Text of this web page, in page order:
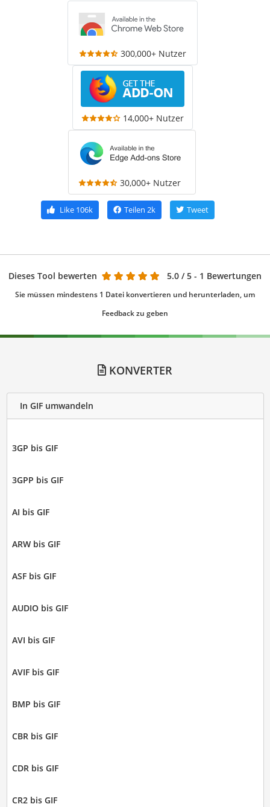
300,000+ Nutzer
14,000+ Nutzer
30,000+ Nutzer
Like 106k Teilen 2k Tweet
Dieses Tool bewerten 5.0 / 5 - 1 Bewertungen
Sie müssen mindestens 1 Datei konvertieren und herunterladen, um
Feedback zu geben
KONVERTER
In GIF umwandeln
3GP bis GIF
3GPP bis GIF
AI bis GIF
ARW bis GIF
ASF bis GIF
AUDIO bis GIF
AVI bis GIF
AVIF bis GIF
BMP bis GIF
CBR bis GIF
CDR bis GIF
CR2 bis GIF